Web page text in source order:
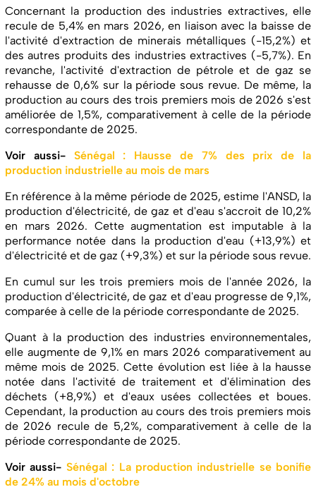
Concernant la production des industries extractives, elle
recule de 5,4% en mars 2026, en liaison avec la baisse de
l'activité d'extraction de minerais métalliques (-15,2%) et
des autres produits des industries extractives (-5,7%). En
revanche, l'activité d'extraction de pétrole et de gaz se
rehausse de 0,6% sur la période sous revue. De même, la
production au cours des trois premiers mois de 2026 s'est
améliorée de 1,5%, comparativement à celle de la période
correspondante de 2025.
Voir aussi- Sénégal : Hausse de 7% des prix de la
production industrielle au mois de mars
En référence à la même période de 2025, estime l'ANSD, la
production d'électricité, de gaz et d'eau s'accroit de 10,2%
en mars 2026. Cette augmentation est imputable à la
performance notée dans la production d'eau (+13,9%) et
d'électricité et de gaz (+9,3%) et sur la période sous revue.
En cumul sur les trois premiers mois de l'année 2026, la
production d'électricité, de gaz et d'eau progresse de 9,1%,
comparée à celle de la période correspondante de 2025.
Quant à la production des industries environnementales,
elle augmente de 9,1% en mars 2026 comparativement au
même mois de 2025. Cette évolution est liée à la hausse
notée dans l'activité de traitement et d'élimination des
déchets (+8,9%) et d'eaux usées collectées et boues.
Cependant, la production au cours des trois premiers mois
de 2026 recule de 5,2%, comparativement à celle de la
période correspondante de 2025.
Voir aussi- Sénégal : La production industrielle se bonifie
de 24% au mois d'octobre